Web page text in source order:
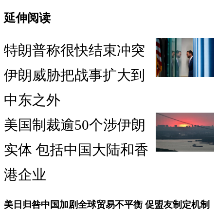
延伸阅读
特朗普称很快结束冲突
伊朗威胁把战事扩大到
中东之外
美国制裁逾50个涉伊朗
实体 包括中国大陆和香
港企业
美日归咎中国加剧全球贸易不平衡 促盟友制定机制